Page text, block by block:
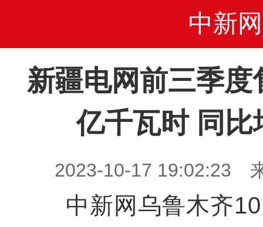
中新网
新疆电网前三季
亿千瓦时 同比
2023-10-17 19:02:23
中新网乌鲁木齐10